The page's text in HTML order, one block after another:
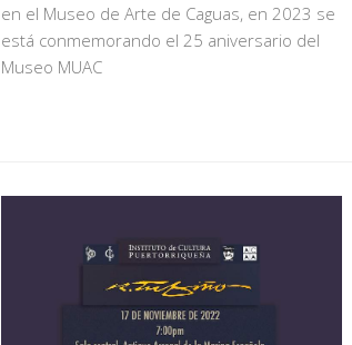
en el Museo de Arte de Caguas, en 2023 se
está conmemorando el 25 aniversario del
Museo MUAC